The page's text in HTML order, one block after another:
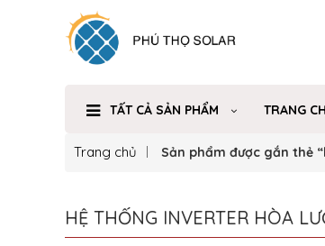
TẤT CẢ SẢN PHẨM TRANG
Trang chủ Sản phẩm được gắn thẻ
HỆ THỐNG INVERTER HÒA